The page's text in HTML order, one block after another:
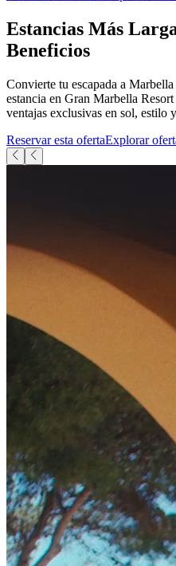
Estancias Más
Beneficios ​​​​‌ ‍ ​‍​‍‌‍ ‌ ​‍‌‍‍‌‌‍‌ ‌‍‍‌‌‍ ‍​‍​‍​ ‍‍​‍​‍‌ ​ ‌‍​‌‌‍ ‍‌‍‍‌‌ ‌​‌ ‍‌​‍ ‍‌‍‍‌‌‍ ​‍​‍​‍ ​​‍​‍‌‍‍​‌ ​‍‌‍‌‌‌‍‌‍​‍​‍​ ‍‍​‍​‍‌‍‍​‌ ‌​‌ ‌​‌ ​​‌ ​ ​ ‍‍​‍ ​‍ ‌‍ ​​‍ ‌‌‍​‌‌‍ ‍‌‍‌​​‍ ‌‌ ​‍​‍ ‌‌‍‍​‌‍ ‌ ‌​‌‍‌‌‌‍ ​‌ ​ ​‍ ‌‌ ​ ‌ ‌​‌ ‌‌‌‍‌​‌‍‍‌‌‍ ​‍ ‍‌ ‌‍‌‍‌‌‌ ​‍‌‍​ ‌‍‌‌‌‍ ​​‍ ‍‌‍​‌‌ ​​‌ ​​​‍ ‌‍‍‌‌‍ ‍‌ ‌​‌‍‌‌‌‍ ‍‌ ‌​​‍ ‌‍‌‌‌‍‌​‌‍‍‌‌ ‌​​‍ ‌‍ ‌‌‍ ‌‍‌​‌‍‌‌​ ‌‌ ​​‌ ​‍‌‍‌‌‌ ​ ‌‍‌‌‌‍ ‍‌ ‌​‌‍​‌‌ ‌​‌‍‍‌‌‍ ‌‍ ‍​ ‍ ‌‍‍‌‌‍‌​​ ‌​ ​​‌‍​‍​ ‌ ‌‍‌​​ ​‌‌‍​‌‌‍​‍​ ‌‍​‍ ‌​ ‌ ​ ​‍​ ‍‌​ ​‍​‍ ‌​ ‌​‌‍‌‍‌‍​ ​ ‌​​‍ ‌‌‍​‌‌‍‌​‌‍​‍‌‍​ ​‍ ‌‌‍​‍​ ​​‌‍‌​​ ‌ ‌‍‌‍​ ​‌​ ‌​​ ​ ​ ‍​​ ‌‌​ ​‍‌‍‌‌​ ‍ ‌ ‌​‌ ‍‌‌ ​​‌‍‌‌​ ‌‌‍‍​‌‍ ‌ ‌​‌‍‌‌‌‍ ​‌‌​ ‌‍‍‌‌ ‌​‌‍‌‌‌​‍​‌‍ ‌‍ ‌‌‍‌‌‌‌​​‌‍​‌‌‍‌ ‌‍‌‌​ ‍ ‌ ​​‌‍​‌‌ ‌​‌‍‍​​ ‌‌ ​​‌‍​‌‌‍‌ ‌‍‌‌‌​​‍‌ ‌‌‌‍‍‌‌‍ ​‌‍‌​‌‍‌‌‌ ​‍​‍‌‌​ ‌‌‌​​‍‌‌ ‌‍‍ ‌‍‌‌‌ ‍‌​‍‌‌​ ​ ‌​‌​​‍‌‌​ ​ ‌​‌​​‍‌‌​ ​‍​ ​‍‌‍​ ‌‍‌‌‌‍‌‌‌‍‌‍‌‍​‌​ ​‍‌‍​ ​ ​‍‌‍‌​‌‍​ ​ ​ ‌‍​ ​‍‌‌​ ​‍​ ​‍​‍‌‌​ ‌‌‌​‌​​‍ ‍‌‍‌‌‌‍ ‍‌ ‌​‌ ​‍‌‍‍‌‌‍‌‌‌ ​ ​‍‌‌​ ‌‌‌​​‍‌‌ ‌‍‍ ‌‍‌‌‌ ‍‌​‍‌‌​ ​ ‌​‌​​‍‌‌​ ​ ‌​‌​​‍‌‌​ ​‍​ ​‍​ ​‌​ ‌‍​ ​​​ ‌‍​ ‍‌‌‍‌‍​ ​​​ ​‍​ ‌‍‌‍‌‌​ ​‍​ ​‌​‍‌‌​ ​‍​ ​‍​‍‌‌​ ‌‌‌​‌​​‍ ‍‌‍‍​‌‍‌‌‌‍​‌‌‍‌​‌‍‍‌‌‍ ‍‌‍‌ ​ ‌‍​‍‌‍​‌‌ ​ ‌‍‌‌‌‌‌‌‌ ​‍‌‍ ​​ ‌‌‍‍​‌ ‌​‌ ‌​‌ ​​‌ ​ ​‍‌‌​ ​ ‌​​‌​‍‌‌​ ​‍‌​‌‍​‍‌‌​ ​‍‌​‌‍‌‍ ​​‍ ‌‌‍​‌‌‍ ‍‌‍‌​​‍ ‌‌ ​‍​‍ ‌‌‍‍​‌‍ ‌ ‌​‌‍‌‌‌‍ ​‌ ​ ​‍ ‌‌ ​ ‌ ‌​‌ ‌‌‌‍‌​‌‍‍‌‌‍ ​‍ ‍‌ ‌‍‌‍‌‌‌ ​‍‌‍​ ‌‍‌‌‌‍ ​​‍ ‍‌‍​‌‌ ​​‌ ​​​‍‌‍‌‍‍‌‌‍‌​​ ‌​ ​​‌‍​‍​ ‌ ‌‍‌​​ ​‌‌‍​‌‌‍​‍​ ‌‍​‍ ‌​ ‌ ​ ​‍​ ‍‌​ ​‍​‍ ‌​ ‌​‌‍‌‍‌‍​ ​ ‌​​‍ ‌‌‍​‌‌‍‌​‌‍​‍‌‍​ ​‍ ‌‌‍​‍​ ​​‌‍‌​​ ‌ ‌‍‌‍​ ​‌​ ‌​​ ​ ​ ‍​​ ‌‌​ ​‍‌‍‌‌​‍‌‍‌ ‌​‌ ‍‌‌ ​​‌‍‌‌​ ‌‌‍‍​‌‍ ‌ ‌​‌‍‌‌‌‍ ​‌‌​ ‌‍‍‌‌ ‌​‌‍‌‌‌​‍​‌‍ ‌‍ ‌‌‍‌‌‌‌​​‌‍​‌‌‍‌ ‌‍‌‌​‍‌‍‌ ​​‌‍​‌‌ ‌​‌‍‍​​ ‌‌ ​​‌‍​‌‌‍‌ ‌‍‌‌‌​​‍‌ ‌‌‌‍‍‌‌‍ ​‌‍‌​‌‍‌‌‌ ​‍​‍‌‌​ ‌‌‌​​‍‌‌ ‌‍‍ ‌‍‌‌‌ ‍‌​‍‌‌​ ​ ‌​‌​​‍‌‌​ ​ ‌​‌​​‍‌‌​ ​‍​ ​‍‌‍​ ‌‍‌‌‌‍‌‌‌‍‌‍‌‍​‌​ ​‍‌‍​ ​ ​‍‌‍‌​‌‍​ ​ ​ ‌‍​ ​‍‌‌​ ​‍​ ​‍​‍‌‌​ ‌‌‌​‌​​‍ ‍‌‍‌‌‌‍ ‍‌ ‌​‌ ​‍‌‍‍‌‌‍‌‌‌ ​ ​‍‌‌​ ‌‌‌​​‍‌‌ ‌‍‍ ‌‍‌‌‌ ‍‌​‍‌‌​ ​ ‌​‌​​‍‌‌​ ​ ‌​‌​​‍‌‌​ ​‍​ ​‍​ ​‌​ ‌‍​ ​​​ ‌‍​ ‍‌‌‍‌‍​ ​​​ ​‍​ ‌‍‌‍‌‌​ ​‍​ ​‌​‍‌‌​ ​‍​ ​‍​‍‌‌​ ‌‌‌​‌​​‍ ‍‌‍‍​‌‍‌‌‌‍​‌‌‍‌​‌‍‍‌‌‍ ‍‌‍‌ ​‍‌‍‌ ​​‌‍‌‌‌ ​‍‌ ​ ‌ ​​‌‍‌‌‌‍​ ‌ ‌​‌‍‍‌‌ ‌‍‌‍‌‌​ ‌‌ ​​‌ ‌‌‌‍​‍‌‍ ​‌‍‍‌‌ ​ ‌‍‍​‌‍‌‌‌‍‌​​‍​‍‌ ‌
Convierte tu escapada a
estancia en Gran Marbella
ventajas exclusivas en sol, estilo y lujo junto al mar.​​​​‌
Reservar esta oferta​​​​‌ ‍ ​‍​‍‌‍ ‌ ​‍‌‍‍‌‌‍‌ ‌‍‍‌‌‍ ‍​‍​‍​ ‍‍​‍​‍‌ ​ ‌‍​‌‌‍ ‍‌‍‍‌‌ ‌​‌ ‍‌​‍ ‍‌‍‍‌‌‍ ​‍​‍​‍ ​​‍​‍‌‍‍​‌ ​‍‌‍‌‌‌‍‌‍​‍​‍​ ‍‍​‍​‍‌‍‍​‌ ‌​‌ ‌​‌ ​​‌ ​ ​ ‍‍​‍ ​‍ ‌‍ ​​‍ ‌‌‍​‌‌‍ ‍‌‍‌​​‍ ‌‌ ​‍​‍ ‌‌‍‍​‌‍ ‌ ‌​‌‍‌‌‌‍ ​‌ ​ ​‍ ‌‌ ​ ‌ ‌​‌ ‌‌‌‍‌​‌‍‍‌‌‍ ​‍ ‍‌ ‌‍‌‍‌‌‌ ​‍‌‍​ ‌‍‌‌‌‍ ​​‍ ‍‌‍​‌‌ ​​‌ ​​​‍ ‌‍‍‌‌‍ ‍‌ ‌​‌‍‌‌‌‍ ‍‌ ‌​​‍ ‌‍‌‌‌‍‌​‌‍‍‌‌ ‌​​‍ ‌‍ ‌‌‍ ‌‍‌​‌‍‌‌​ ‌‌ ​​‌ ​‍‌‍‌‌‌ ​ ‌‍‌‌‌‍ ‍‌ ‌​‌‍​‌‌ ‌​‌‍‍‌‌‍ ‌‍ ‍​ ‍ ‌‍‍‌‌‍‌​​ ‌​ ​​‌‍​‍​ ‌ ‌‍‌​​ ​‌‌‍​‌‌‍​‍​ ‌‍​‍ ‌​ ‌ ​ ​‍​ ‍‌​ ​‍​‍ ‌​ ‌​‌‍‌‍‌‍​ ​ ‌​​‍ ‌‌‍​‌‌‍‌​‌‍​‍‌‍​ ​‍ ‌‌‍​‍​ ​​‌‍‌​​ ‌ ‌‍‌‍​ ​‌​ ‌​​ ​ ​ ‍​​ ‌‌​ ​‍‌‍‌‌​ ‍ ‌ ‌​‌ ‍‌‌ ​​‌‍‌‌​ ‌‌‍‍​‌‍ ‌ ‌​‌‍‌‌‌‍ ​‌‌​ ‌‍‍‌‌ ‌​‌‍‌‌‌​‍​‌‍ ‌‍ ‌‌‍‌‌‌‌​​‌‍​‌‌‍‌ ‌‍‌‌​ ‍ ‌ ​​‌‍​‌‌ ‌​‌‍‍​​ ‌‌ ​​‌‍​‌‌‍‌ ‌‍‌‌‌​​‍‌ ‌‌‌‍‍‌‌‍ ​‌‍‌​‌‍‌‌‌ ​‍​‍‌‌​ ‌‌‌​​‍‌‌ ‌‍‍ ‌‍‌‌‌ ‍‌​‍‌‌​ ​ ‌​‌​​‍‌‌​ ​ ‌​‌​​‍‌‌​ ​‍​ ​‍‌‍​ ‌‍‌‌‌‍‌‌‌‍‌‍‌‍​‌​ ​‍‌‍​ ​ ​‍‌‍‌​‌‍​ ​ ​ ‌‍​ ​‍‌‌​ ​‍​ ​‍​‍‌‌​ ‌‌‌​‌​​‍ ‍‌‍‌‌‌‍ ‍‌ ‌​‌ ​‍‌‍‍‌‌‍‌‌‌ ​ ​‍‌‌​ ‌‌‌​​‍‌‌ ‌‍‍ ‌‍‌‌‌ ‍‌​‍‌‌​ ​ ‌​‌​​‍‌‌​ ​ ‌​‌​​‍‌‌​ ​‍​ ​‍​ ​‌​ ‌‍​ ​​​ ‌‍​ ‍‌‌‍‌‍​ ​​​ ​‍​ ‌‍‌‍‌‌​ ​‍​ ​‌​‍‌‌​ ​‍​ ​‍​‍‌‌​ ‌‌‌​‌​​‍ ‍‌ ​​‌ ​‍‌‍‍‌‌‍ ‌‌‍​‌‌ ​‍‌ ‍‌‌​​ ‌ ‌​‌‍​‌​‍ ‍‌‍ ​‌‍​‌‌‍​‍‌‍‌‌‌‍ ​​ ‌‍​‍‌‍​‌‌ ​ ‌‍‌‌‌‌‌‌‌ ​‍‌‍ ​​ ‌‌‍‍​‌ ‌​‌ ‌​‌ ​​‌ ​ ​‍‌‌​ ​ ‌​​‌​‍‌‌​ ​‍‌​‌‍​‍‌‌​ ​‍‌​‌‍‌‍ ​​‍ ‌‌‍​‌‌‍ ‍‌‍‌​​‍ ‌‌ ​‍​‍ ‌‌‍‍​‌‍ ‌ ‌​‌‍‌‌‌‍ ​‌ ​ ​‍ ‌‌ ​ ‌ ‌​‌ ‌‌‌‍‌​‌‍‍‌‌‍ ​‍ ‍‌ ‌‍‌‍‌‌‌ ​‍‌‍​ ‌‍‌‌‌‍ ​​‍ ‍‌‍​‌‌ ​​‌ ​​​‍‌‍‌‍‍‌‌‍‌​​ ‌​ ​​‌‍​‍​ ‌ ‌‍‌​​ ​‌‌‍​‌‌‍​‍​ ‌‍​‍ ‌​ ‌ ​ ​‍​ ‍‌​ ​‍​‍ ‌​ ‌​‌‍‌‍‌‍​ ​ ‌​​‍ ‌‌‍​‌‌‍‌​‌‍​‍‌‍​ ​‍ ‌‌‍​‍​ ​​‌‍‌​​ ‌ ‌‍‌‍​ ​‌​ ‌​​ ​ ​ ‍​​ ‌‌​ ​‍‌‍‌‌​‍‌‍‌ ‌​‌ ‍‌‌ ​​‌‍‌‌​ ‌‌‍‍​‌‍ ‌ ‌​‌‍‌‌‌‍ ​‌‌​ ‌‍‍‌‌ ‌​‌‍‌‌‌​‍​‌‍ ‌‍ ‌‌‍‌‌‌‌​​‌‍​‌‌‍‌ ‌‍‌‌​‍‌‍‌ ​​‌‍​‌‌ ‌​‌‍‍​​ ‌‌ ​​‌‍​‌‌‍‌ ‌‍‌‌‌​​‍‌ ‌‌‌‍‍‌‌‍ ​‌‍‌​‌‍‌‌‌ ​‍​‍‌‌​ ‌‌‌​​‍‌‌ ‌‍‍ ‌‍‌‌‌ ‍‌​‍‌‌​ ​ ‌​‌​​‍‌‌​ ​ ‌​‌​​‍‌‌​ ​‍​ ​‍‌‍​ ‌‍‌‌‌‍‌‌‌‍‌‍‌‍​‌​ ​‍‌‍​ ​ ​‍‌‍‌​‌‍​ ​ ​ ‌‍​ ​‍‌‌​ ​‍​ ​‍​‍‌‌​ ‌‌‌​‌​​‍ ‍‌‍‌‌‌‍ ‍‌ ‌​‌ ​‍‌‍‍‌‌‍‌‌‌ ​ ​‍‌‌​ ‌‌‌​​‍‌‌ ‌‍‍ ‌‍‌‌‌ ‍‌​‍‌‌​ ​ ‌​‌​​‍‌‌​ ​ ‌​‌​​‍‌‌​ ​‍​ ​‍​ ​‌​ ‌‍​ ​​​ ‌‍​ ‍‌‌‍‌‍​ ​​​ ​‍​ ‌‍‌‍‌‌​ ​‍​ ​‌​‍‌‌​ ​‍​ ​‍​‍‌‌​ ‌‌‌​‌​​‍ ‍‌ ​​‌ ​‍‌‍‍‌‌‍ ‌‌‍​‌‌ ​‍‌ ‍‌‌​​ ‌ ‌​‌‍​‌​‍ ‍‌‍ ​‌‍​‌‌‍​‍‌‍‌‌‌‍ ​​‍‌‍‌ ​​‌‍‌‌‌ ​‍‌ ​ ‌ ​​‌‍‌‌‌‍​ ‌ ‌​‌‍‍‌‌ ‌‍‌‍‌‌​ ‌‌ ​​‌ ‌‌‌‍​‍‌‍ ​‌‍‍‌‌ ​ ‌‍‍​‌‍‌‌‌‍‌​​‍​‍‌ ‌Explorar ofertas​​​​‌